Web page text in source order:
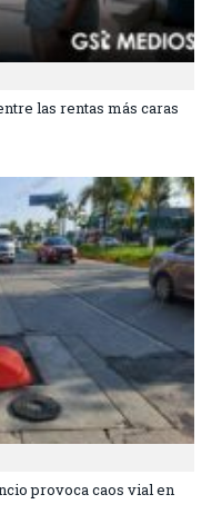
las rentas más caras
provoca caos vial en